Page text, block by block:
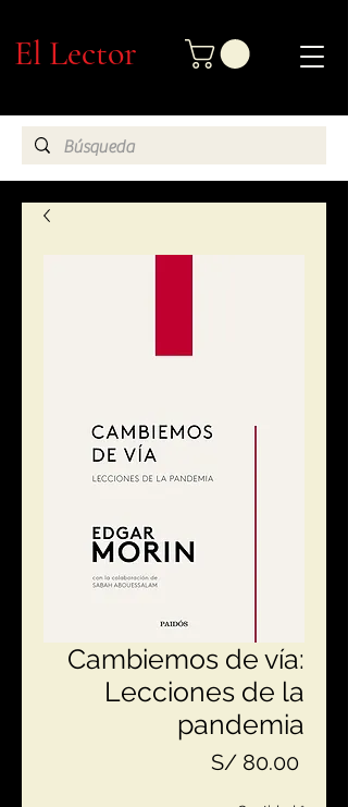
El Lector
Cambiemos de vía:
Lecciones de la
pandemia
S/ 80.00Precio